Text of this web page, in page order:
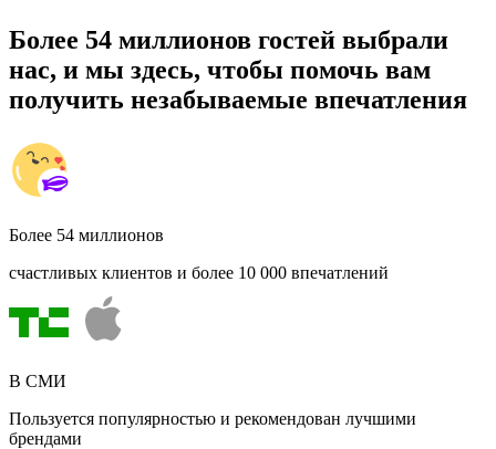
Более 54 миллионов гостей выбрали
нас, и мы здесь, чтобы помочь вам
получить незабываемые впечатления
Более 54 миллионов
счастливых клиентов и более 10 000 впечатлений
В СМИ
Пользуется популярностью и рекомендован лучшими
брендами